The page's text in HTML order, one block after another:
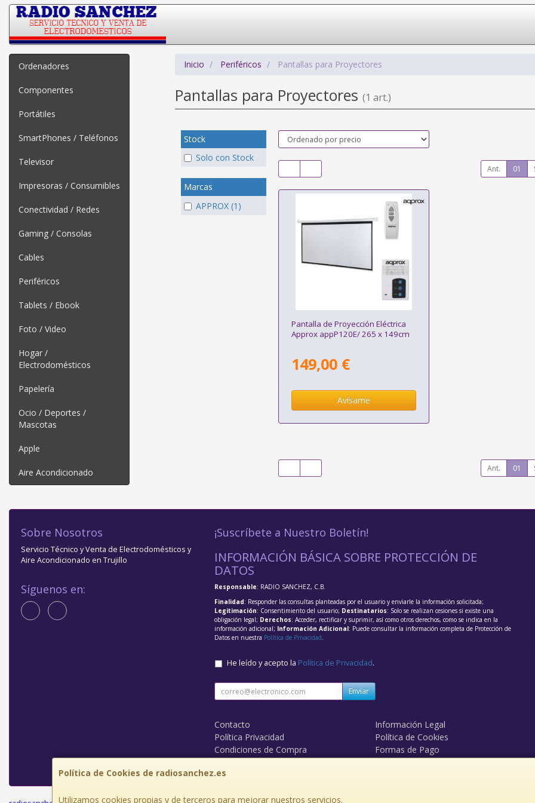
Ordenadores
Componentes
Portátiles
SmartPhones / Teléfonos
Televisor
Impresoras / Consumibles
Conectividad / Redes
Gaming / Consolas
Cables
Periféricos
Tablets / Ebook
Foto / Video
Hogar /
Electrodomésticos
Papelería
Ocio / Deportes /
Mascotas
Apple
Aire Acondicionado
Inicio Periféricos Pantallas para Proyectores
Pantallas para Proyectores (1 art.)
Stock
Solo con Stock
Marcas
APPROX (1)
Ant. 01
Pantalla de Proyección Eléctrica
Approx appP120E/ 265 x 149cm
149,00 €
Avísame
Ant. 01
Política de Cookies de radiosanchez.es
Utilizamos cookies propias y de terceros para mejorar nuestros servicios.
Sobre Nosotros
Servicio Técnico y Venta de Electrodomésticos y
Aire Acondicionado en Trujillo
Síguenos en:
¡Suscríbete a Nuestro Boletín!
INFORMACIÓN BÁSICA SOBRE PROTECCIÓN DE
DATOS
Responsable: RADIO SANCHEZ, C.B.
Finalidad: Responder las consultas planteadas por el usuario y enviarle la información solicitada;
Legitimación: Consentimiento del usuario; Destinatarios: Solo se realizan cesiones si existe una
obligación legal; Derechos: Acceder, rectificar y suprimir, así como otros derechos, como se indica en la
información adicional; Información Adicional: Puede consultar la información completa de Protección de
Datos en nuestra Política de Privacidad.
He leído y acepto la Política de Privacidad.
Enviar
Contacto
Información Legal
Política Privacidad
Política de Cookies
Condiciones de Compra
Formas de Pago
¿Quienes Somos?